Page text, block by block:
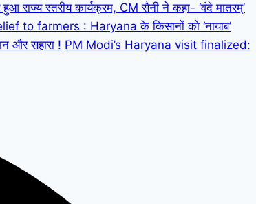
राज्य स्तरीय कार्यक्रम, CM सैनी ने कहा- ‘वंदे मातरम्’
to farmers : Haryana के किसानों को ‘नायाब’
और सहारा ! PM Modi’s Haryana visit finalized: